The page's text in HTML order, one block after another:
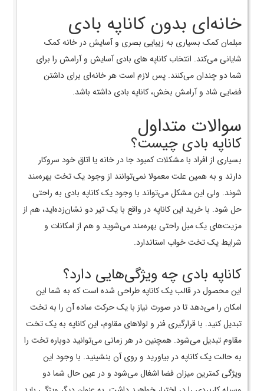
خانه‌ای بدون کاناپه بادی
مبلمان کمک بسیاری به زیبایی بصری و آسایش در خانه کمک
شایانی می‌کند. انتخاب کاناپه های بادی آسایش و آرامش را برای
شما دو چندان می‌کنند. پس لازم است هر خانه‌ای برای داشتن
فضایی شاد و آرامش بخش، کاناپه بادی داشته باشد.
سوالات متداول
کاناپه بادی چیست؟
بسیاری از افراد با مشکلات کمبود جا در خانه یا اتاق خود سروکار
دارند و به همین علت معمولا نمی‌توانند از وجود یک تخت بهره‌مند
شوند. ولی این مشکل می‌تواند با وجود یک کاناپه بادی به راحتی
حل شود. با خرید این کاناپه در واقع با یک تیر دو نشان‌زده‌اید، هم از
مزیت‌های یک مبل راحتی بهره‌مند می‌شوید و هم از امکانات و
شرایط یک تخت خواب استاندارد.
کاناپه بادی چه ویژگی‌هایی دارد؟
این محصول در قالب یک کاناپه طراحی شده است که به شما این
امکان را می‌دهد تا در صورت نیاز با یک حرکت ساده آن را به تخت
تبدیل کنید. با قرارگیری فنر و لولا‌های مقاوم، این کاناپه به یک تخت
مقاوم تبدیل می‌شود. همچنین در هر زمانی می‌توانید دوباره تخت را
به حالت یک کاناپه در بیاورید و روی آن بنشینید. با وجود این
ویژگی کمترین میزان فضا اشغال می‌شود و در عین حال شما دو